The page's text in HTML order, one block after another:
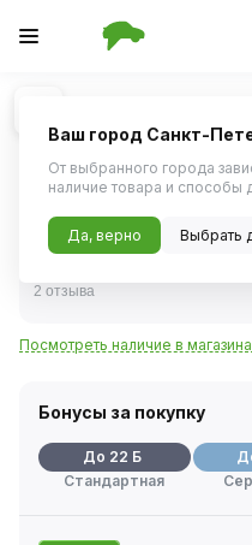
1/1
Клей для зеркал
0,6мл
2 отзыва
Посмотреть наличие в
Бонусы за покупку
До 22 Б
Стандартная
Ваш город Санкт-
От выбранного города
наличие товара и способы
Да, верно Выбрать